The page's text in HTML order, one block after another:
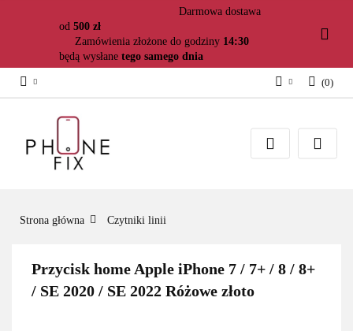
Darmowa dostawa
od 500 zł
Zamówienia złożone do godziny 14:30
będą wysłane tego samego dnia
Załóż konto
(0)
Strona główna Czytniki linii
Przycisk home Apple iPhone 7 / 7+ / 8 / 8+
/ SE 2020 / SE 2022 Różowe złoto